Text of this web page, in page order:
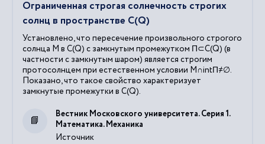
Ограниченная строгая солнечность строгих
солнц в пространстве C(Q)
Установлено, что пересечение произвольного строгого
солнца M в C(Q) с замкнутым промежутком Π⊂C(Q) (в
частности с замкнутым шаром) является строгим
протосолнцем при естественном условии M∩intΠ≠∅.
Показано, что такое свойство характеризует
замкнутые промежутки в C(Q).
Источник
Вестник Московского университета. Серия 1.
Математика. Механика